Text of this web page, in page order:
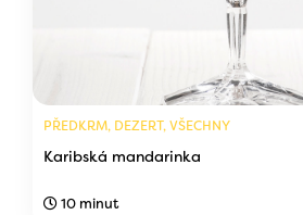
PŘEDKRM, DEZERT, VŠECHNY
Karibská mandarinka
10 minut